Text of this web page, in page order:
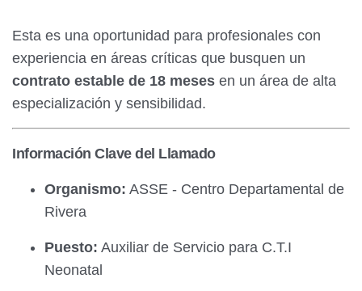
Esta es una oportunidad para profesionales con
experiencia en áreas críticas que busquen un
contrato estable de 18 meses en un área de alta
especialización y sensibilidad.
Información Clave del Llamado
Organismo: ASSE - Centro Departamental de
Rivera
Puesto: Auxiliar de Servicio para C.T.I
Neonatal